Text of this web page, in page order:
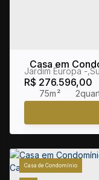
Casa em
SP
R$ 276.596,00
Jardim Europa ,
2
75m²
Casa de Condomínio